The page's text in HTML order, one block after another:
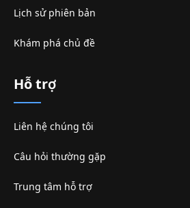
Lịch sử phiên bản
Khám phá chủ đề
Hỗ trợ
Liên hệ chúng tôi
Câu hỏi thường gặp
Trung tâm hỗ trợ